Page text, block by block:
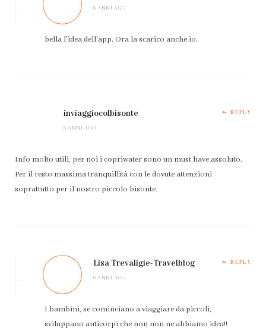
6 ANNI AGO
bella l’idea dell’app. Ora la scarico anche io.
inviaggiocolbisonte
6 ANNI AGO
REPLY
Info molto utili, per noi i copriwater sono un must have assoluto.
Per il resto massima tranquillità con le dovute attenzioni
soprattutto per il nostro piccolo bisonte.
Lisa Trevaligie-Travelblog
6 ANNI AGO
REPLY
I bambini, se cominciano a viaggiare da piccoli,
sviluppano anticorpi che non non ne abbiamo idea!!